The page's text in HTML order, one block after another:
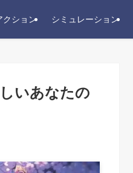
クション シミュレーション
いあなたの